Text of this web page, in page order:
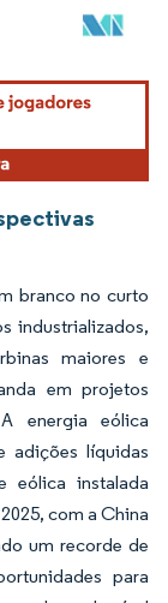
conforme CC BY 4.0.
branco no curto
industrializados,
maiores e
em projetos
energia eólica
adições líquidas
eólica instalada
com a China
um recorde de
para